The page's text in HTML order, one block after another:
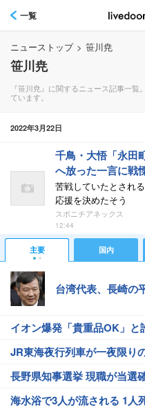
一覧
ニューストップ > 笹川尭
笹川尭
『笹川尭』に関するニュース記事一
ています。
2022年3月22日
千鳥・大悟「永田
へ放った一言に戦
苦戦していたとされ
応援を決めたそう
スポニチアネックス
12:44
主要 国内
台湾代表、長崎の
イオン爆発「貴重品OK」と
JR東海夜行列車が一夜限り
長野県知事選挙 現職が当選
海水浴で3人が流される 1人